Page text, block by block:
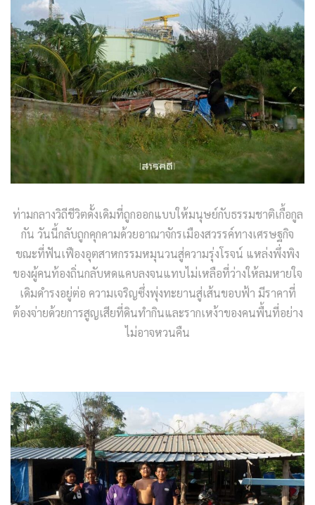
ท่ามกลางวิถีชีวิตดั้งเดิมที่ถูกออกแบบให้มนุษย์กับธรรมชาติเกื้อกูล
กัน วันนี้กลับถูกคุกคามด้วยอาณาจักรเมืองสวรรค์ทางเศรษฐกิจ
ขณะที่ฟันเฟืองอุตสาหกรรมหมุนวนสู่ความรุ่งโรจน์ แหล่งพึ่งพิง
ของผู้คนท้องถิ่นกลับหดแคบลงจนแทบไม่เหลือที่ว่างให้ลมหายใจ
เดิมดำรงอยู่ต่อ ความเจริญซึ่งพุ่งทะยานสู่เส้นขอบฟ้า มีราคาที่
ต้องจ่ายด้วยการสูญเสียที่ดินทำกินและรากเหง้าของคนพื้นที่อย่าง
ไม่อาจหวนคืน